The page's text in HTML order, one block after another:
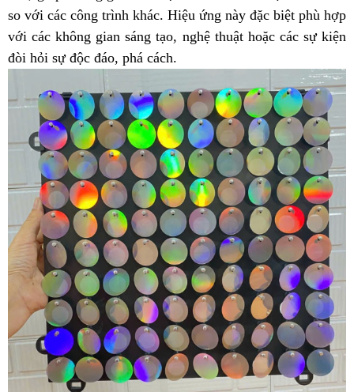
so với các công trình khác. Hiệu ứng này đặc biệt phù hợp
với các không gian sáng tạo, nghệ thuật hoặc các sự kiện
đòi hỏi sự độc đáo, phá cách.